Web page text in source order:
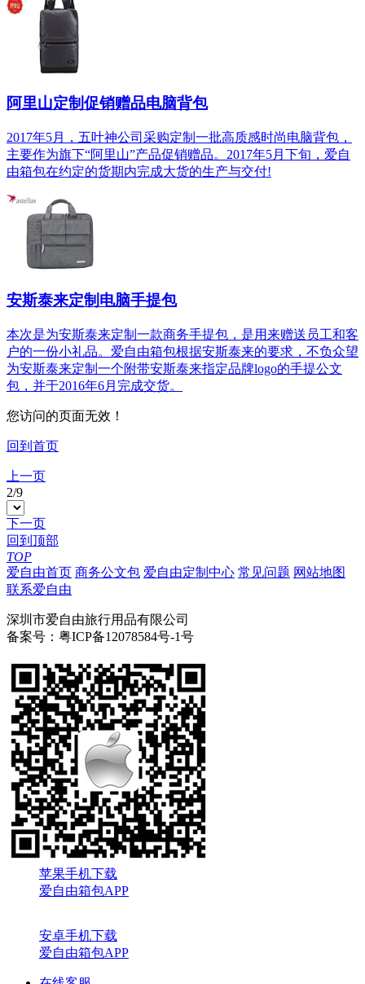
阿里山定制促销赠品电脑背包
2017年5月，五叶神公司采购定制一批高质感时尚电脑背包，
主要作为旗下“阿里山”产品促销赠品。2017年5月下旬，爱自
由箱包在约定的货期内完成大货的生产与交付!
安斯泰来定制电脑手提包
本次是为安斯泰来定制一款商务手提包，是用来赠送员工和客
户的一份小礼品。爱自由箱包根据安斯泰来的要求，不负众望
为安斯泰来定制一个附带安斯泰来指定品牌logo的手提公文
包，并于2016年6月完成交货。
您访问的页面无效！
回到首页
上一页
2/9
下一页
回到顶部
TOP
爱自由首页 商务公文包 爱自由定制中心 常见问题 网站地图
联系爱自由
深圳市爱自由旅行用品有限公司
备案号：粤ICP备12078584号-1号
苹果手机下载
爱自由箱包APP
安卓手机下载
爱自由箱包APP